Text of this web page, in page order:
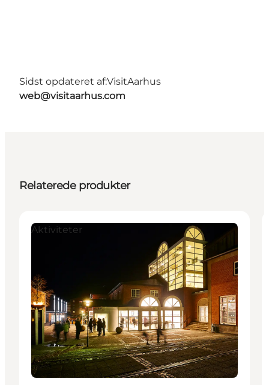
Sidst opdateret af:VisitAarhus
web@visitaarhus.com
Relaterede produkter
Aktiviteter